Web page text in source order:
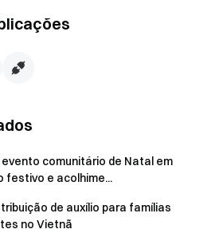
de glicose no sangue e a
de risco da diabetes. Além disso,
acionáveis sobre a prevenção e
equilibrado.
comunitário de Natal em
festivo e acolhime...
de auxílio para famílias
no Vietnã